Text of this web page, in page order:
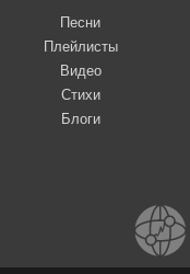
Песни
Плейлисты
Видео
Стихи
Блоги